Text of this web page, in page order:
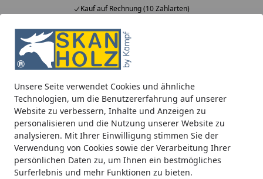
Unsere Seite verwendet Cookies und ähnliche
Technologien, um die Benutzererfahrung auf unserer
Website zu verbessern, Inhalte und Anzeigen zu
personalisieren und die Nutzung unserer Website zu
analysieren. Mit Ihrer Einwilligung stimmen Sie der
Verwendung von Cookies sowie der Verarbeitung Ihrer
persönlichen Daten zu, um Ihnen ein bestmögliches
Surferlebnis und mehr Funktionen zu bieten.
Kauf auf Rechnung (10 Zahlarten)
Alle Produkte
Mein Konto
Suchen
Startseite
Pavillons Zubehör für Pavillons Skan Holz Brüstung
Skan Holz Brüstung
Balkonschalung für Pavillon
Versailles